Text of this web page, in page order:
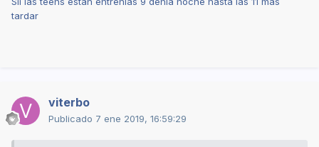
tardar
viterbo
Publicado 7 ene 2019, 16:59:29